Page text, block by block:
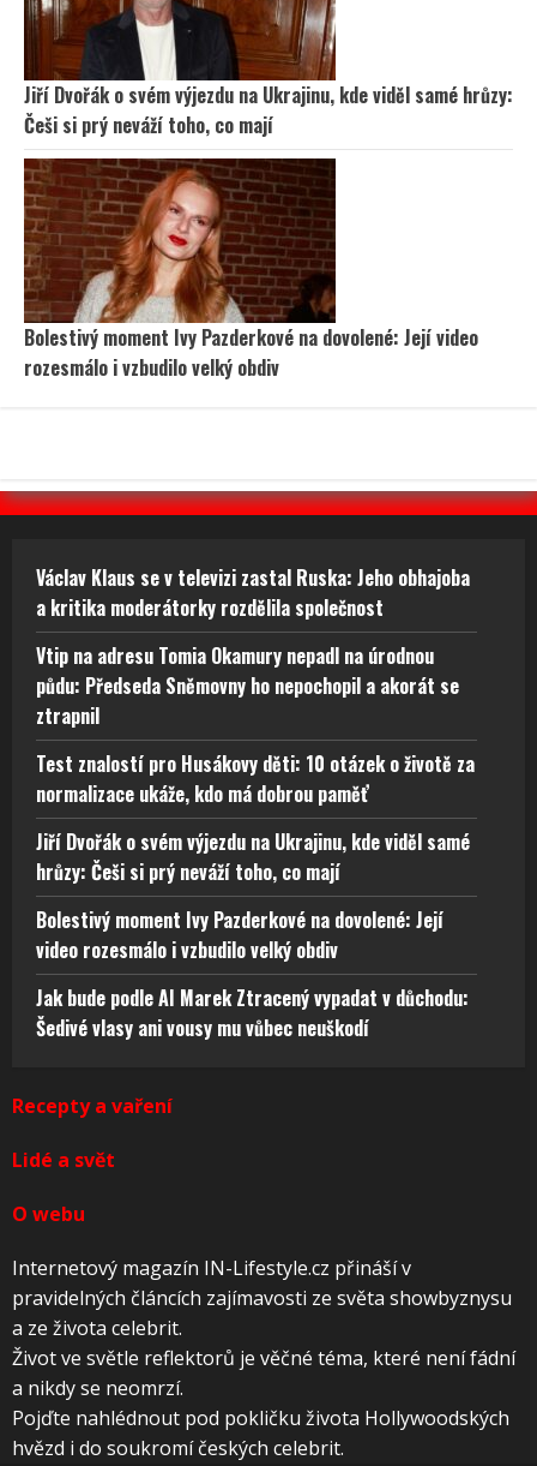
Jiří Dvořák o svém výjezdu na Ukrajinu, kde viděl samé hrůzy:
Češi si prý neváží toho, co mají
Bolestivý moment Ivy Pazderkové na dovolené: Její video
rozesmálo i vzbudilo velký obdiv
Václav Klaus se v televizi zastal Ruska: Jeho obhajoba
a kritika moderátorky rozdělila společnost
Vtip na adresu Tomia Okamury nepadl na úrodnou
půdu: Předseda Sněmovny ho nepochopil a akorát se
ztrapnil
Test znalostí pro Husákovy děti: 10 otázek o životě za
normalizace ukáže, kdo má dobrou paměť
Jiří Dvořák o svém výjezdu na Ukrajinu, kde viděl samé
hrůzy: Češi si prý neváží toho, co mají
Bolestivý moment Ivy Pazderkové na dovolené: Její
video rozesmálo i vzbudilo velký obdiv
Jak bude podle AI Marek Ztracený vypadat v důchodu:
Šedivé vlasy ani vousy mu vůbec neuškodí
Recepty a vaření
Lidé a svět
O webu
Internetový magazín IN-Lifestyle.cz přináší v
pravidelných článcích zajímavosti ze světa showbyznysu
a ze života celebrit.
Život ve světle reflektorů je věčné téma, které není fádní
a nikdy se neomrzí.
Pojďte nahlédnout pod pokličku života Hollywoodských
hvězd i do soukromí českých celebrit.